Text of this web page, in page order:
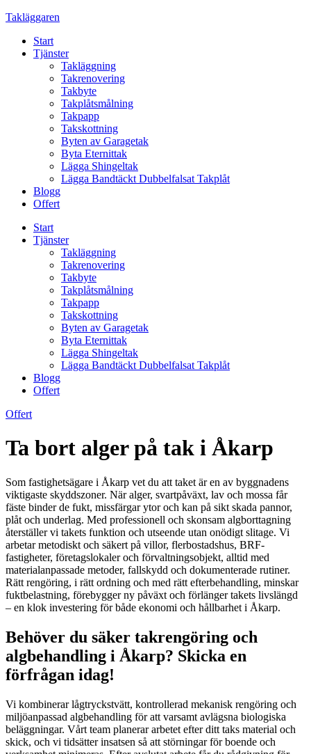
Skip
content
Takläggaren
Start
Tjänster
Takläggning
Takrenovering
Takbyte
Takplåtsmålning
Takpapp
Takskottning
Byten av Garagetak
Byta Eternittak
Lägga Shingeltak
Lägga Bandtäckt Dubbelfalsat Takplåt
Blogg
Offert
Start
Tjänster
Takläggning
Takrenovering
Takbyte
Takplåtsmålning
Takpapp
Takskottning
Byten av Garagetak
Byta Eternittak
Lägga Shingeltak
Lägga Bandtäckt Dubbelfalsat Takplåt
Blogg
Offert
Offert
Ta bort alger på tak i Åkarp
Som fastighetsägare i Åkarp vet du att taket är en av byggnadens
viktigaste skyddszoner. När alger, svartpåväxt, lav och mossa får
fäste binder de fukt, missfärgar ytor och kan på sikt skada pannor,
plåt och underlag. Med professionell och skonsam algborttagning
återställer vi takets funktion och utseende utan onödigt slitage. Vi
arbetar metodiskt och säkert på villor, flerbostadshus, BRF-
fastigheter, företagslokaler och förvaltningsobjekt, alltid med
materialanpassade metoder, fallskydd och dokumenterade rutiner.
Rätt rengöring, i rätt ordning och med rätt efterbehandling, minskar
fuktbelastning, förebygger ny påväxt och förlänger takets livslängd
– en klok investering för både ekonomi och hållbarhet i Åkarp.
Behöver du säker takrengöring och
algbehandling i Åkarp? Skicka en
förfrågan idag!
Vi kombinerar lågtryckstvätt, kontrollerad mekanisk rengöring och
miljöanpassad algbehandling för att varsamt avlägsna biologiska
beläggningar. Vårt team planerar arbetet efter ditt taks material och
skick, och vi tidsätter insatsen så att störningar för boende och